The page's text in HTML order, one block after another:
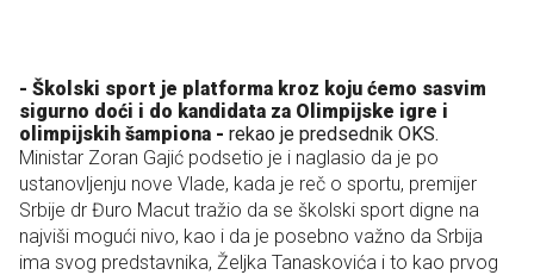
- Školski sport je platforma kroz koju ćemo sasvim
sigurno doći i do kandidata za Olimpijske igre i
olimpijskih šampiona - rekao je predsednik OKS.
Ministar Zoran Gajić podsetio je i naglasio da je po
ustanovljenju nove Vlade, kada je reč o sportu, premijer
Srbije dr Đuro Macut tražio da se školski sport digne na
najviši mogući nivo, kao i da je posebno važno da Srbija
ima svog predstavnika, Željka Tanaskovića i to kao prvog